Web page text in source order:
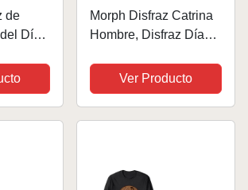
de
Día
Morph Disfraz Catrina
Hombre, Disfraz Día
Hombre, Disfraz
Esqueleto Mexicano,
Disfraz Mariachi
Hombre,...
Ver Producto